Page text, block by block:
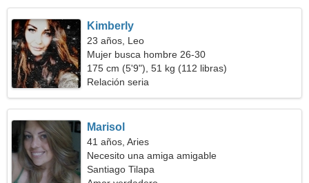
Kimberly
23 años, Leo
Mujer busca hombre 26-30
175 cm (5'9"), 51 kg (112 libras)
Relación seria
Marisol
41 años, Aries
Necesito una amiga amigable
Santiago Tilapa